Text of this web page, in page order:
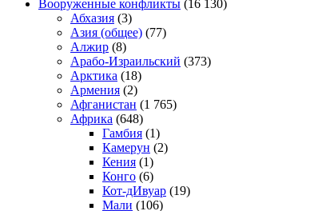
Вооруженные конфликты (16 130)
Абхазия (3)
Азия (общее) (77)
Алжир (8)
Арабо-Израильский (373)
Арктика (18)
Армения (2)
Афганистан (1 765)
Африка (648)
Гамбия (1)
Камерун (2)
Кения (1)
Конго (6)
Кот-дИвуар (19)
Мали (106)